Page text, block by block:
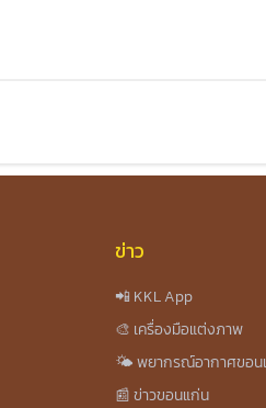
ข่าว
📲 KKL App
🎨 เครื่องมือแต่งภาพ
🌤️ พยากรณ์อากาศขอน
📰 ข่าวขอนแก่น